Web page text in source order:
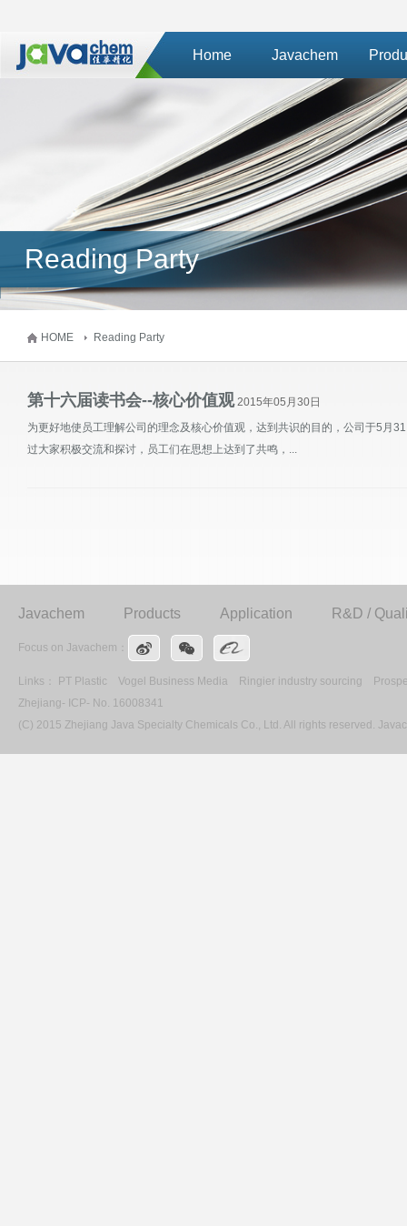
Home Javachem
Reading Party
HOME Reading Party
第十六届读书会--核心价值观 2015年05月30日
为更好地使员工理解公司的理念及核心价值观，达到共识的目的，公司于5月
过大家积极交流和探讨，员工们在思想上达到了共鸣，...
Javachem Products Application R&D /
Focus on Javachem：
Links： PT Plastic Vogel Business Media Ringier industry sourcing
Zhejiang- ICP- No. 16008341
(C) 2015 Zhejiang Java Specialty Chemicals Co., Ltd. All rights reserved.